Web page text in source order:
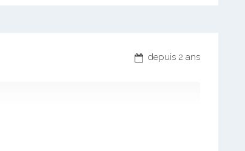
depuis 2 ans